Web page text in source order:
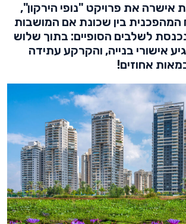
אישרה את פרויקט "נופי הירקון",
המהפכנית בין שכונת אם המושבות
לשלבים הסופיים: בתוך שלוש
אישורי בנייה, והקרקע עתידה
אחוזים!